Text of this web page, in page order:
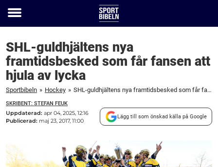
Toggle
SHL-guldhjältens nya
framtidsbesked som får fansen att
hjula av lycka
Sportbibeln » Hockey » SHL-guldhjältens nya framtidsbesked som får fansen att hjula av lycka
SKRIBENT: STEFAN FEUK
Uppdaterad: apr 04, 2025, 12:16
Publicerad: maj 23, 2017, 11:00
Lägg till som önskad källa på Google